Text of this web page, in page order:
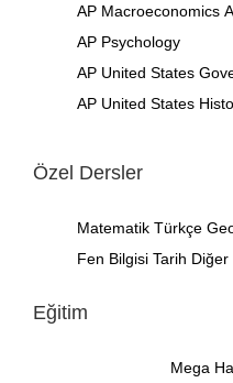
AP Macroeconomics
AP Psychology
AP United States
AP United States
Özel Dersler
Matematik Türkçe
Fen Bilgisi Tarih Diğer
Eğitim
Mega